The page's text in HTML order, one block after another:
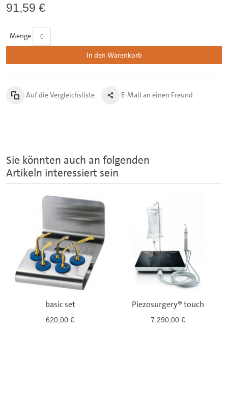
91,59 €
Menge
In den Warenkorb
Auf die Vergleichsliste E-Mail an einen Freund
Sie könnten auch an folgenden
Artikeln interessiert sein
basic set
620,00 €
Piezosurgery® touch
7.290,00 €